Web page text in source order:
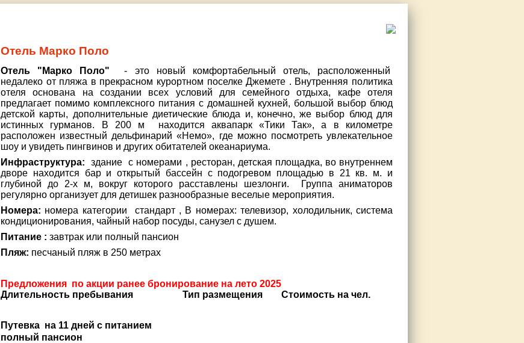
Отель Марко Поло
Отель "Марко Поло"
- это новый комфортабельный отель, расположенный
недалеко от пляжа в прекрасном курортном поселке Джемете . Внутренняя политика
отеля основана на создании всех условий для семейного отдыха, кафе отеля
предлагает помимо комплексного питания с домашней кухней, большой выбор блюд
детской карты, дополнительные диетические блюда и, конечно, же выбор блюд для
истинных гурманов. В 200 м находится аквапарк «Тики Так», а в километре
расположен известный дельфинарий «Немо», где можно посмотреть увлекательное
шоу и увидеть пингвинов и других обитателей океанариума.
Инфраструктура: здание с номерами , ресторан, детская площадка, во внутреннем
дворе находится бар и открытый бассейн с подогревом площадью в 21 кв. м. и
глубиной до 2-х м, вокруг которого расставлены шезлонги. Группа аниматоров
регулярно организует для детишек разнообразные веселые мероприятия.
Номера: номера категории стандарт , В номерах: телевизор, холодильник, система
кондиционирования, чайный набор посуды, санузел с душем.
Питание : завтрак или полный пансион
Пляж: песчаный пляж в 250 метрах
Предложения по акции ранее бронирование на лето 2025
Длительность пребывания
Тип размещения Стоимость на чел.
Путевка на 11 дней с питанием
полный пансион